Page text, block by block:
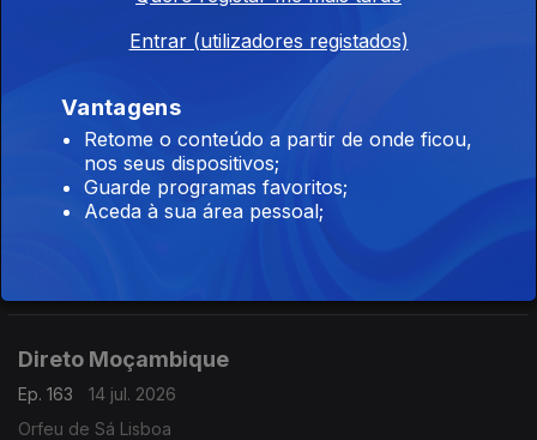
Direto Moçambique
Orfeu de Sá Lisboa
Direto Moçambique
Direto Moçambique
Ep. 163
14 jul. 2026
Orfeu de Sá Lisboa
Entrar (utilizadores registados)
Vantagens
Retome o conteúdo a partir de onde ficou,
nos seus dispositivos;
Guarde programas favoritos;
Aceda à sua área pessoal;